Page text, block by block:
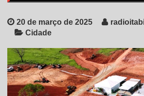
20 de março de 2025
Cidade